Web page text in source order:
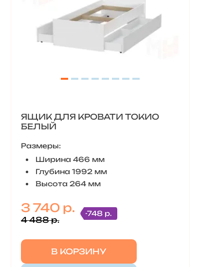
ЯЩИК ДЛЯ КРОВАТИ ТОКИО
БЕЛЫЙ
Размеры:
Ширина 466 мм
Глубина 1992 мм
Высота 264 мм
3 740 р.
4 488 р.
-748 р.
В КОРЗИНУ